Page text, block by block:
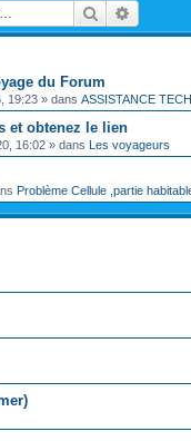
Rechercher
du Forum
19:23 » dans ASSISTANCE
et obtenez le lien
16:02 » dans Les voyageurs
Problème Cellule ,partie